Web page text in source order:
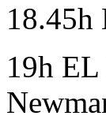
18.45h
19h